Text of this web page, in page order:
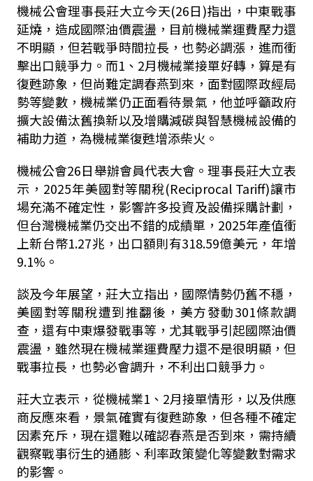
機械公會理事長莊大立今天(26日)指出，中東戰事
延燒，造成國際油價震盪，目前機械業運費壓力還
不明顯，但若戰爭時間拉長，也勢必調漲，進而衝
擊出口競爭力。而1、2月機械業接單好轉，算是有
復甦跡象，但尚難定調春燕到來，面對國際政經局
勢等變數，機械業仍正面看待景氣，他並呼籲政府
擴大設備汰舊換新以及增購減碳與智慧機械設備的
補助力道，為機械業復甦增添柴火。
機械公會26日舉辦會員代表大會。理事長莊大立表
示，2025年美國對等關稅(Reciprocal Tariff)讓市
場充滿不確定性，影響許多投資及設備採購計劃，
但台灣機械業仍交出不錯的成績單，2025年產值衝
上新台幣1.27兆，出口額則有318.59億美元，年增
9.1%。
談及今年展望，莊大立指出，國際情勢仍舊不穩，
美國對等關稅遭到推翻後，美方發動301條款調
查，還有中東爆發戰事等，尤其戰爭引起國際油價
震盪，雖然現在機械業運費壓力還不是很明顯，但
戰事拉長，也勢必會調升，不利出口競爭力。
莊大立表示，從機械業1、2月接單情形，以及供應
商反應來看，景氣確實有復甦跡象，但各種不確定
因素充斥，現在還難以確認春燕是否到來，需持續
觀察戰事衍生的通膨、利率政策變化等變數對需求
的影響。